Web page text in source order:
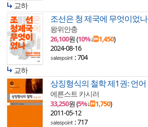
교하
조선은 청 제국에 무엇이었나
왕위안충
26,100원 (10%↓ 1,450)
2024-08-16
: 704
교하
상징형식의 철학 제1권: 언어
에른스트 카시러
33,250원 (5%↓ 1,750)
2011-05-12
: 717